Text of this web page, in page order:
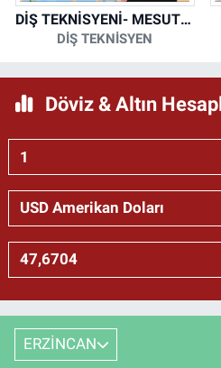
DİŞ TEKNİSYENİ- MESUT KORKMAZ
DİŞ TEKNİSYEN
Döviz & Altın
ERZİNCAN